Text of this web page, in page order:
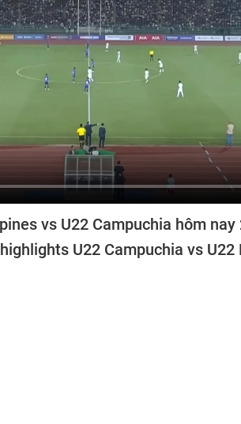
vs U22 Campuchia hôm
U22 Campuchia vs